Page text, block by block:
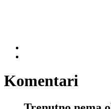
Komentari